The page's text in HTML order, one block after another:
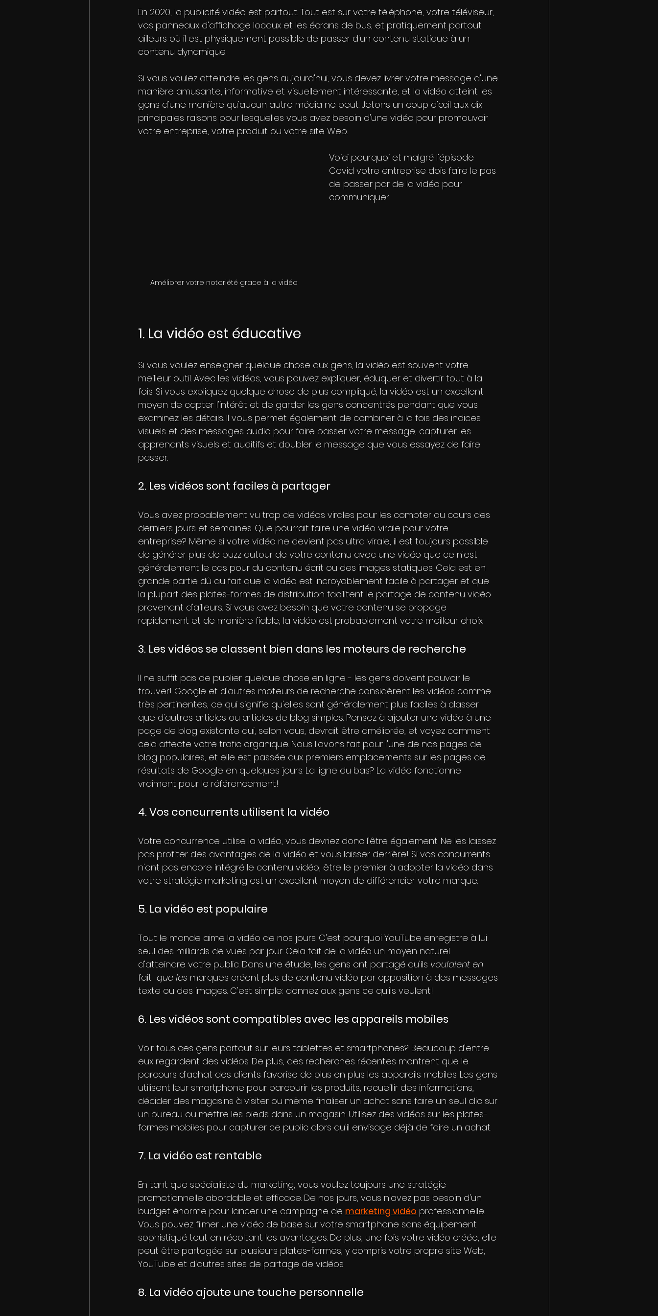
En 2020, la publicité vidéo est partout. Tout est sur votre téléphone, votre téléviseur,
vos panneaux d'affichage locaux et les écrans de bus, et pratiquement partout
ailleurs où il est physiquement possible de passer d'un contenu statique à un
contenu dynamique.
Si vous voulez atteindre les gens aujourd'hui, vous devez livrer votre message d'une
manière amusante, informative et visuellement intéressante, et la vidéo atteint les
gens d'une manière qu'aucun autre média ne peut. Jetons un coup d'œil aux dix
principales raisons pour lesquelles vous avez besoin d'une vidéo pour promouvoir
votre entreprise, votre produit ou votre site Web.
Améliorer votre notoriété grace à la vidéo
Voici pourquoi et malgré l'épisode
Covid votre entreprise dois faire le pas
de passer par de la vidéo pour
communiquer
1. La vidéo est éducative
Si vous voulez enseigner quelque chose aux gens, la vidéo est souvent votre
meilleur outil. Avec les vidéos, vous pouvez expliquer, éduquer et divertir tout à la
fois. Si vous expliquez quelque chose de plus compliqué, la vidéo est un excellent
moyen de capter l'intérêt et de garder les gens concentrés pendant que vous
examinez les détails. Il vous permet également de combiner à la fois des indices
visuels et des messages audio pour faire passer votre message, capturer les
apprenants visuels et auditifs et doubler le message que vous essayez de faire
passer.
2. Les vidéos sont faciles à partager
Vous avez probablement vu trop de vidéos virales pour les compter au cours des
derniers jours et semaines. Que pourrait faire une vidéo virale pour votre
entreprise? Même si votre vidéo ne devient pas ultra virale, il est toujours possible
de générer plus de buzz autour de votre contenu avec une vidéo que ce n'est
généralement le cas pour du contenu écrit ou des images statiques. Cela est en
grande partie dû au fait que la vidéo est incroyablement facile à partager et que
la plupart des plates-formes de distribution facilitent le partage de contenu vidéo
provenant d'ailleurs. Si vous avez besoin que votre contenu se propage
rapidement et de manière fiable, la vidéo est probablement votre meilleur choix.
3. Les vidéos se classent bien dans les moteurs de recherche
Il ne suffit pas de publier quelque chose en ligne - les gens doivent pouvoir le
trouver! Google et d'autres moteurs de recherche considèrent les vidéos comme
très pertinentes, ce qui signifie qu'elles sont généralement plus faciles à classer
que d'autres articles ou articles de blog simples. Pensez à ajouter une vidéo à une
page de blog existante qui, selon vous, devrait être améliorée, et voyez comment
cela affecte votre trafic organique. Nous l'avons fait pour l'une de nos pages de
blog populaires, et elle est passée aux premiers emplacements sur les pages de
résultats de Google en quelques jours. La ligne du bas? La vidéo fonctionne
vraiment pour le référencement!
4. Vos concurrents utilisent la vidéo
Votre concurrence utilise la vidéo, vous devriez donc l'être également. Ne les laissez
pas profiter des avantages de la vidéo et vous laisser derrière! Si vos concurrents
n'ont pas encore intégré le contenu vidéo, être le premier à adopter la vidéo dans
votre stratégie marketing est un excellent moyen de différencier votre marque.
5. La vidéo est populaire
Tout le monde aime la vidéo de nos jours. C'est pourquoi YouTube enregistre à lui
seul des milliards de vues par jour. Cela fait de la vidéo un moyen naturel
d'atteindre votre public. Dans une étude, les gens ont partagé qu'ils voulaient en
fait que les marques créent plus de contenu vidéo par opposition à des messages
texte ou des images. C'est simple: donnez aux gens ce qu'ils veulent!
6. Les vidéos sont compatibles avec les appareils mobiles
Voir tous ces gens partout sur leurs tablettes et smartphones? Beaucoup d'entre
eux regardent des vidéos. De plus, des recherches récentes montrent que le
parcours d'achat des clients favorise de plus en plus les appareils mobiles. Les gens
utilisent leur smartphone pour parcourir les produits, recueillir des informations,
décider des magasins à visiter ou même finaliser un achat sans faire un seul clic sur
un bureau ou mettre les pieds dans un magasin. Utilisez des vidéos sur les plates-
formes mobiles pour capturer ce public alors qu'il envisage déjà de faire un achat.
7. La vidéo est rentable
En tant que spécialiste du marketing, vous voulez toujours une stratégie
promotionnelle abordable et efficace. De nos jours, vous n'avez pas besoin d'un
budget énorme pour lancer une campagne de marketing vidéo professionnelle.
Vous pouvez filmer une vidéo de base sur votre smartphone sans équipement
sophistiqué tout en récoltant les avantages. De plus, une fois votre vidéo créée, elle
peut être partagée sur plusieurs plates-formes, y compris votre propre site Web,
YouTube et d'autres sites de partage de vidéos.
8. La vidéo ajoute une touche personnelle